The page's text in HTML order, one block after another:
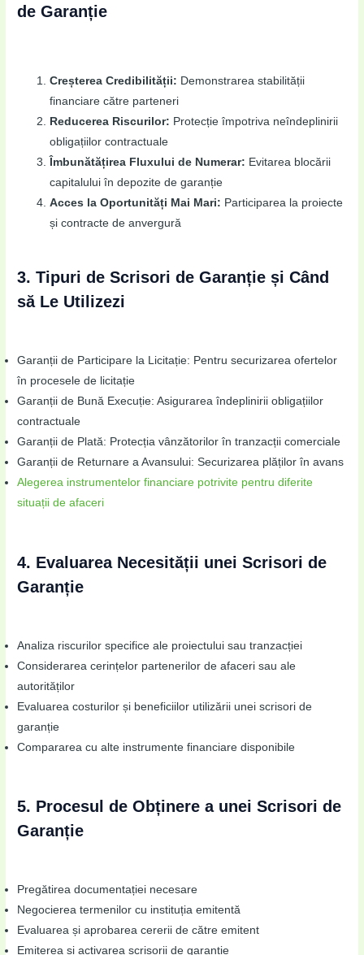
de Garanție
Creșterea Credibilității: Demonstrarea stabilității
financiare către parteneri
Reducerea Riscurilor: Protecție împotriva neîndeplinirii
obligațiilor contractuale
Îmbunătățirea Fluxului de Numerar: Evitarea blocării
capitalului în depozite de garanție
Acces la Oportunități Mai Mari: Participarea la proiecte
și contracte de anvergură
3. Tipuri de Scrisori de Garanție și Când
să Le Utilizezi
Garanții de Participare la Licitație: Pentru securizarea ofertelor
în procesele de licitație
Garanții de Bună Execuție: Asigurarea îndeplinirii obligațiilor
contractuale
Garanții de Plată: Protecția vânzătorilor în tranzacții comerciale
Garanții de Returnare a Avansului: Securizarea plăților în avans
Alegerea instrumentelor financiare potrivite pentru diferite
situații de afaceri
4. Evaluarea Necesității unei Scrisori de
Garanție
Analiza riscurilor specifice ale proiectului sau tranzacției
Considerarea cerințelor partenerilor de afaceri sau ale
autorităților
Evaluarea costurilor și beneficiilor utilizării unei scrisori de
garanție
Compararea cu alte instrumente financiare disponibile
5. Procesul de Obținere a unei Scrisori de
Garanție
Pregătirea documentației necesare
Negocierea termenilor cu instituția emitentă
Evaluarea și aprobarea cererii de către emitent
Emiterea și activarea scrisorii de garanție